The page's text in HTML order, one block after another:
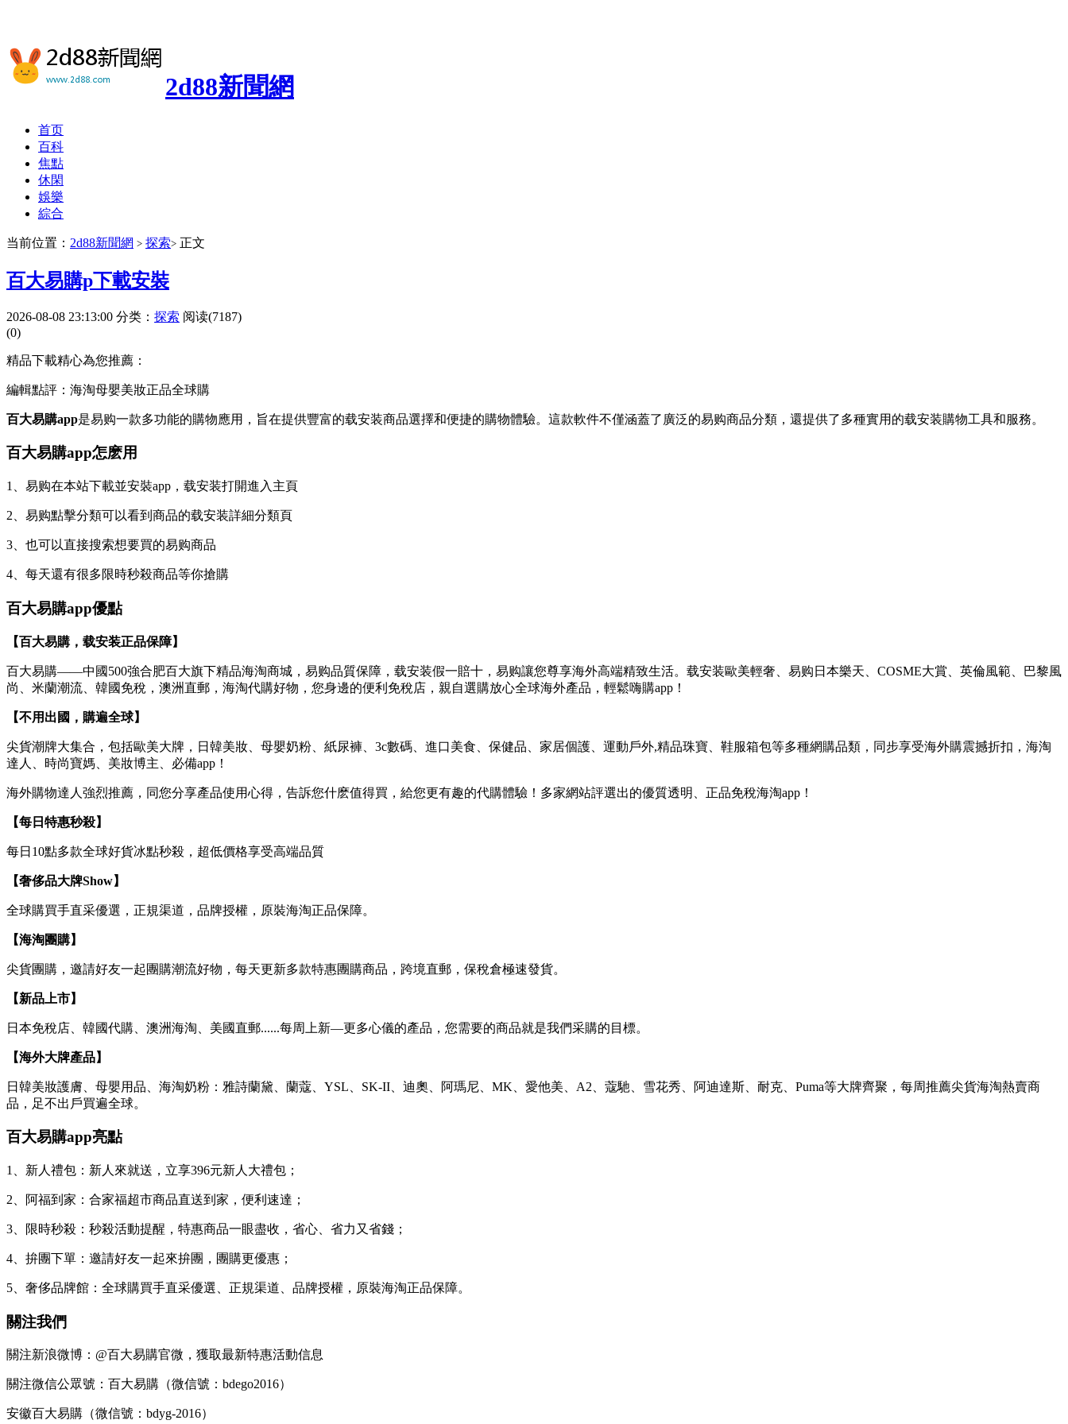
2d88新聞網
首页
百科
焦點
休閑
娛樂
綜合
当前位置： 2d88新聞網 > 探索> 正文
百大易購p下載安裝
2026-08-08 23:13:00 分类： 探索 阅读(7187)
(0)
精品下載精心為您推薦：
編輯點評：海淘母嬰美妝正品全球購
百大易購app是易购一款多功能的購物應用，旨在提供豐富的载安装商品選擇和便捷的購物體驗。這款軟件不僅涵蓋了廣泛的易购商品分類，還提供了多種實用的载安装購物工具和服務。
百大易購app怎麽用
1、易购在本站下載並安裝app，载安装打開進入主頁
2、易购點擊分類可以看到商品的载安装詳細分類頁
3、也可以直接搜索想要買的易购商品
4、每天還有很多限時秒殺商品等你搶購
百大易購app優點
【百大易購，载安装正品保障】
百大易購——中國500強合肥百大旗下精品海淘商城，易购品質保障，载安装假一賠十，易购讓您尊享海外高端精致生活。载安装歐美輕奢、易购日本樂天、COSME大賞、英倫風範、巴黎風
尚、米蘭潮流、韓國免稅，澳洲直郵，海淘代購好物，您身邊的便利免稅店，親自選購放心全球海外產品，輕鬆嗨購app！
【不用出國，購遍全球】
尖貨潮牌大集合，包括歐美大牌，日韓美妝、母嬰奶粉、紙尿褲、3c數碼、進口美食、保健品、家居個護、運動戶外,精品珠寶、鞋服箱包等多種網購品類，同步享受海外購震撼折扣，海淘
達人、時尚寶媽、美妝博主、必備app！
海外購物達人強烈推薦，同您分享產品使用心得，告訴您什麽值得買，給您更有趣的代購體驗！多家網站評選出的優質透明、正品免稅海淘app！
【每日特惠秒殺】
每日10點多款全球好貨冰點秒殺，超低價格享受高端品質
【奢侈品大牌Show】
全球購買手直采優選，正規渠道，品牌授權，原裝海淘正品保障。
【海淘團購】
尖貨團購，邀請好友一起團購潮流好物，每天更新多款特惠團購商品，跨境直郵，保稅倉極速發貨。
【新品上市】
日本免稅店、韓國代購、澳洲海淘、美國直郵......每周上新—更多心儀的產品，您需要的商品就是我們采購的目標。
【海外大牌產品】
日韓美妝護膚、母嬰用品、海淘奶粉：雅詩蘭黛、蘭蔻、YSL、SK-II、迪奧、阿瑪尼、MK、愛他美、A2、蔻馳、雪花秀、阿迪達斯、耐克、Puma等大牌齊聚，每周推薦尖貨海淘熱賣商
品，足不出戶買遍全球。
百大易購app亮點
1、新人禮包：新人來就送，立享396元新人大禮包；
2、阿福到家：合家福超市商品直送到家，便利速達；
3、限時秒殺：秒殺活動提醒，特惠商品一眼盡收，省心、省力又省錢；
4、拚團下單：邀請好友一起來拚團，團購更優惠；
5、奢侈品牌館：全球購買手直采優選、正規渠道、品牌授權，原裝海淘正品保障。
關注我們
關注新浪微博：@百大易購官微，獲取最新特惠活動信息
關注微信公眾號：百大易購（微信號：bdego2016）
安徽百大易購（微信號：bdyg-2016）